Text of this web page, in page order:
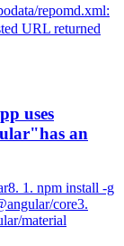
repomd.xml:
URL returned
uses
an
1. npm install -g
core3.
material